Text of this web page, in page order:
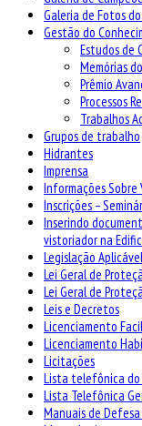
Galeria de Fotos
Gestão do
Estudos de
Memórias
Prêmio
Processos
Trabalhos
Grupos de trabalho
Hidrantes
Imprensa
Informações
Inscrições –
Inserindo
vistoriador na
Legislação Aplicável
Lei Geral de
Lei Geral de
Leis e Decretos
Licenciamento
Licenciamento
Licitações
Lista telefônica do
Lista Telefônica
Manuais de